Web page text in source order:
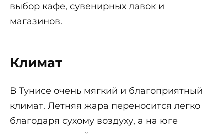
выбор кафе, сувенирных лавок и
магазинов.
Климат
В Тунисе очень мягкий и благоприятный
климат. Летняя жара переносится легко
благодаря сухому воздуху, а на юге